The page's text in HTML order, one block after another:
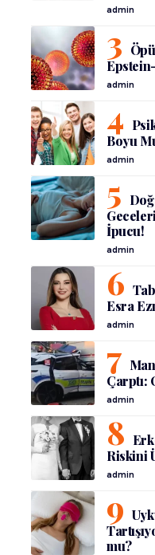
admin
admin
Boyu
admin
İpucu!
admin
Esra
admin
Çarptı:
admin
Riskini
admin
mu?